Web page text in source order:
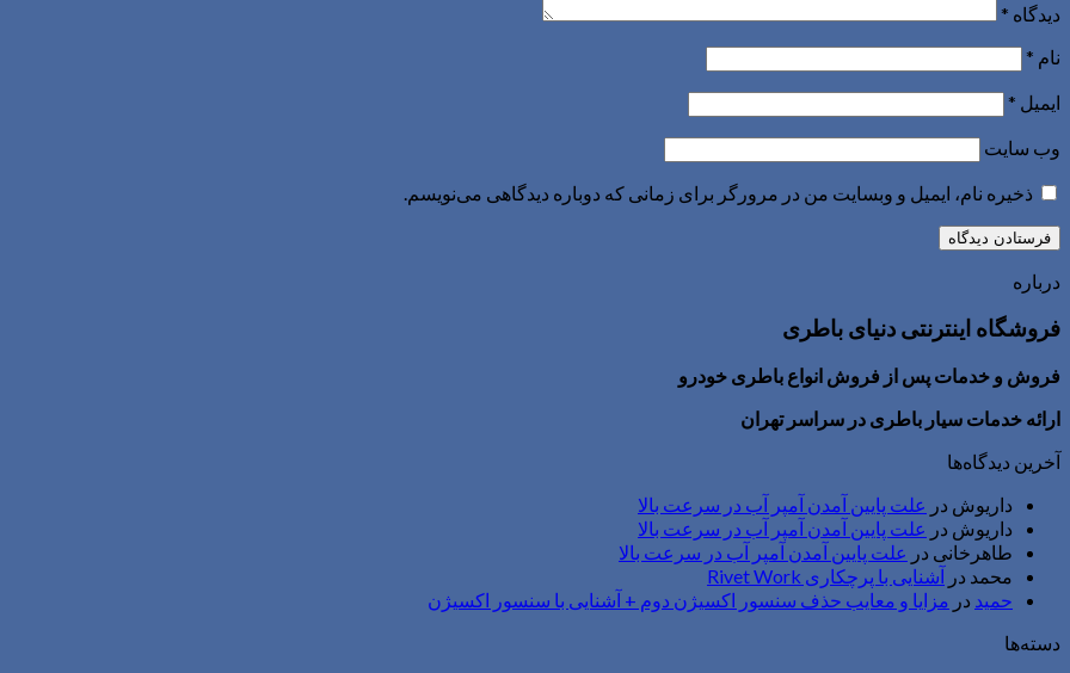
دیدگاه *
نام *
ایمیل *
وب‌ سایت
ذخیره نام، ایمیل و وبسایت من در مرورگر برای زمانی که دوباره دیدگاهی می‌نویسم.
درباره
فروشگاه اینترنتی دنیای باطری
فروش و خدمات پس از فروش انواع باطری خودرو
ارائه خدمات سیار باطری در سراسر تهران
آخرین دیدگاه‌ها
داریوش در علت پایین آمدن آمپر آب در سرعت بالا
داریوش در علت پایین آمدن آمپر آب در سرعت بالا
طاهرخانی در علت پایین آمدن آمپر آب در سرعت بالا
محمد در آشنایی با پرچکاری Rivet Work
حمید در مزایا و معایب حذف سنسور اکسیژن دوم + آشنایی با سنسور اکسیژن
دسته‌ها